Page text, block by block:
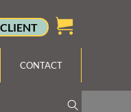
CONTACT